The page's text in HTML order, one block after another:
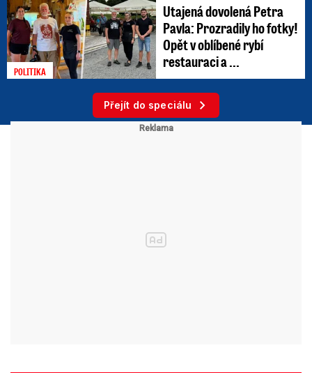
POLITIKA
Utajená dovolená Petra
Pavla: Prozradily ho fotky!
Opět v oblíbené rybí
restauraci a ...
Přejít do speciálu